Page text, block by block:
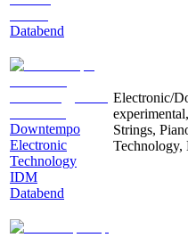
Databend
Downtempo
Electronic
Technology
IDM
Databend
Electronic/
Strings,
Technology,